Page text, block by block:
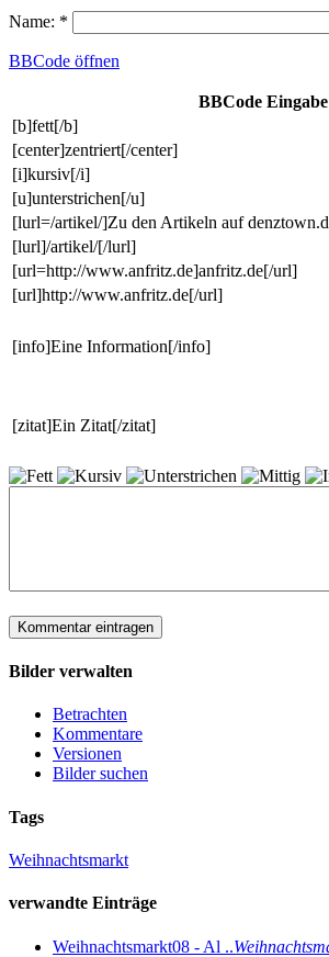
Name: *
BBCode öffnen
BBCode Eingabe
[b]fett[/b]
[center]zentriert[/center]
[i]kursiv[/i]
[u]unterstrichen[/u]
[lurl=/artikel/]Zu den Artikeln auf
[lurl]/artikel/[/lurl]
[url=http://www.anfritz.de]anfritz.de[/url]
[url]http://www.anfritz.de[/url]
[info]Eine Information[/info]
[zitat]Ein Zitat[/zitat]
Bilder verwalten
Betrachten
Kommentare
Versionen
Bilder suchen
Tags
Weihnachtsmarkt
verwandte Einträge
Weihnachtsmarkt08 - Al ..